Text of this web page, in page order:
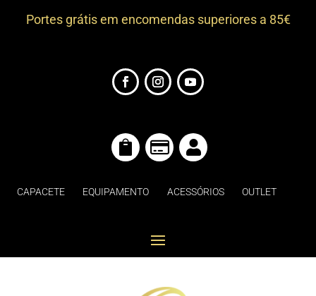
Portes grátis em encomendas superiores a 85€
  
CAPACETE EQUIPAMENTO ACESSÓRIOS OUTLET